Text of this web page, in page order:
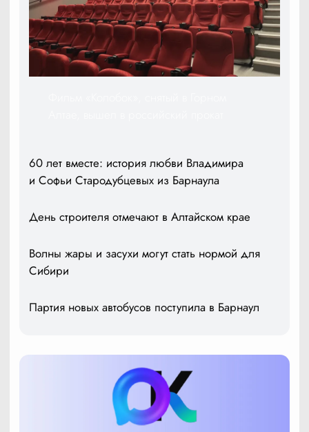
60 лет вместе: история любви Владимира
и Софьи Стародубцевых из Барнаула
День строителя отмечают в Алтайском крае
Волны жары и засухи могут стать нормой для
Сибири
Партия новых автобусов поступила в Барнаул